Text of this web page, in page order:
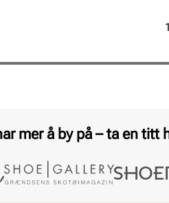
mer å by på – ta en titt